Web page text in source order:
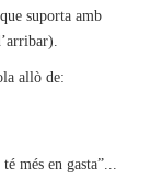
suporta amb
allò de:
més en gasta”...